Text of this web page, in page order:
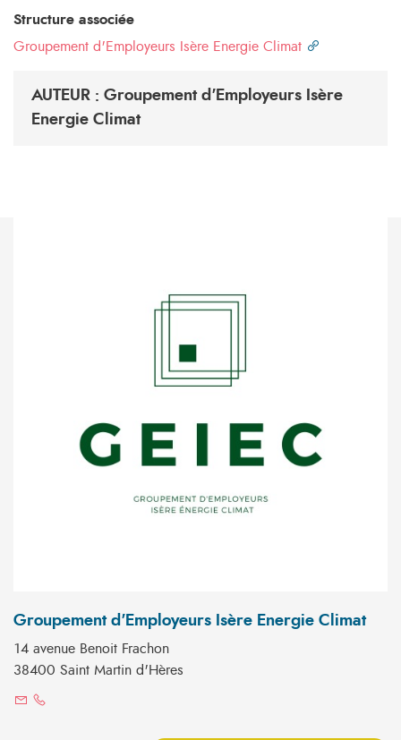
Structure associée
Groupement d'Employeurs Isère Energie Climat
AUTEUR : Groupement d'Employeurs Isère
Energie Climat
Groupement d'Employeurs Isère Energie Climat
14 avenue Benoit Frachon
38400 Saint Martin d'Hères